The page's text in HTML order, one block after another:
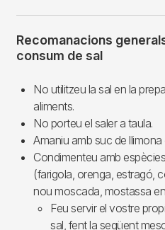
Recomanacions
consum de sal
No utilitzeu la sal en la
aliments.
No porteu el saler a taula.
Amaniu amb suc de llimona
Condimenteu amb
(farigola, orenga, estragó,
nou moscada, mostassa en
Feu servir el vostre
sal, fent la següent